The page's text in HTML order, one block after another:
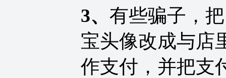
3、 有些骗子，
宝头像改成与店
作支付，并把支